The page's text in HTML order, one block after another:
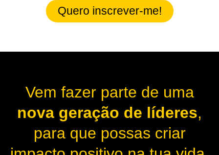
Quero inscrever-me!
Vem fazer parte de uma
nova geração de líderes,
para que possas criar